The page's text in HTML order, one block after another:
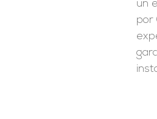
un
por